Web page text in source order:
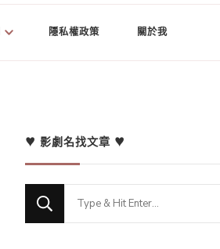
隱私權政策 關於我
♥ 影劇名找文章 ♥
Looking